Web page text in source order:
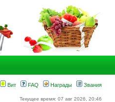
Вит FAQ Награды Звания
Текущее время: 07 авг 2026, 20:46